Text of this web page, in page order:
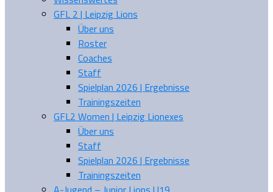
GFL 2 | Leipzig Lions
Über uns
Roster
Coaches
Staff
Spielplan 2026 | Ergebnisse
Trainingszeiten
GFL2 Women | Leipzig Lionexes
Über uns
Staff
Spielplan 2026 | Ergebnisse
Trainingszeiten